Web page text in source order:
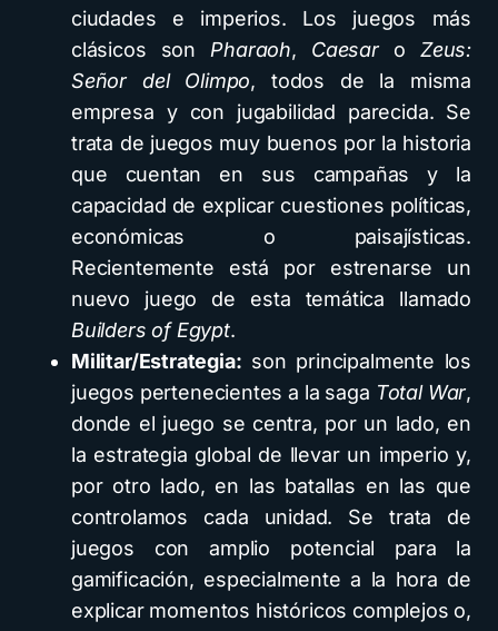
ciudades e imperios. Los juegos más
clásicos son Pharaoh, Caesaro Zeus:
Señor del Olimpo, todos de la misma
empresa y con jugabilidad parecida. Se
trata de juegos muy buenos por la historia
que cuentan en sus campañas y la
capacidad de explicar cuestiones políticas,
económicas o paisajísticas.
Recientemente está por estrenarse un
nuevo juego de esta temática llamado
Builders of Egypt.
Militar/Estrategia: son principalmente los
juegos pertenecientes a la saga Total War,
donde el juego se centra, por un lado, en
la estrategia global de llevar un imperio y,
por otro lado, en las batallas en las que
controlamos cada unidad. Se trata de
juegos con amplio potencial para la
gamificación, especialmente a la hora de
explicar momentos históricos complejos o,